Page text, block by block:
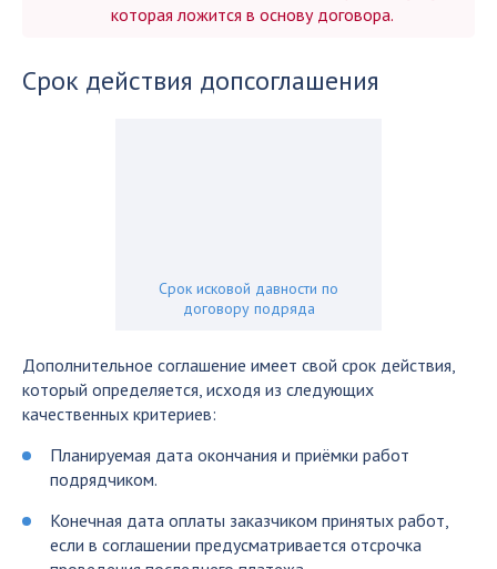
которая ложится в основу договора.
Срок действия допсоглашения
Срок исковой давности по
договору подряда
Дополнительное соглашение имеет свой срок действия,
который определяется, исходя из следующих
качественных критериев:
Планируемая дата окончания и приёмки работ
подрядчиком.
Конечная дата оплаты заказчиком принятых работ,
если в соглашении предусматривается отсрочка